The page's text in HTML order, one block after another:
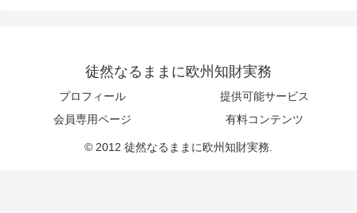
徒然なるままに欧州知財実務
プロフィール
提供可能サービス
会員専用ページ
有料コンテンツ
© 2012 徒然なるままに欧州知財実務.